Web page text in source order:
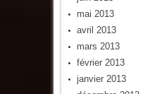
mai 2013
avril 2013
mars 2013
février 2013
janvier 2013